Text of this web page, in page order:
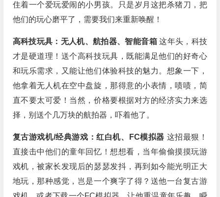
住着一个爱玩爱闹的小男孩。只是岁月这把杀猪刀，把
他们的玩心磨平了，需要我们来重新唤醒！
高科技玩具：无人机、航拍器、智能音箱这年头，科技
才是硬道理！送个高科技玩具，既能满足他们的好奇心
和玩乐需求，又能让他们体验科技的魅力。想象一下，
他拿着无人机在空中盘旋，那得意的小表情，啧啧，简
直不要太可爱！当然，价格要根据对方的经济实力来选
择，别送个几万块的航拍器，吓着他了。
复古游戏机/经典游戏：红白机、FC模拟器 这招最狠！
直接击中他们的童年回忆！想想看，当年偷偷摸摸玩游
戏机，被家长发现后的瑟瑟发抖，再到如今能光明正大
地玩，那种感觉，岂是一个爽字了得？送他一台复古游